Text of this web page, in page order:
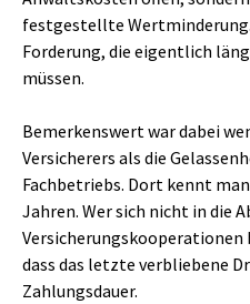
festgestellte
Forderung, die eigentlich
müssen.
Bemerkenswert war dabei
Versicherers als die
Fachbetriebs. Dort kennt
Jahren. Wer sich nicht in die
dass das letzte verbliebene
Zahlungsdauer.